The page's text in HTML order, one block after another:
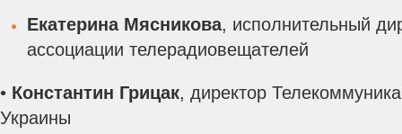
Екатерина Мясникова, исполнительный
ассоциации телерадиовещателей
• Константин Грицак, директор
Украины